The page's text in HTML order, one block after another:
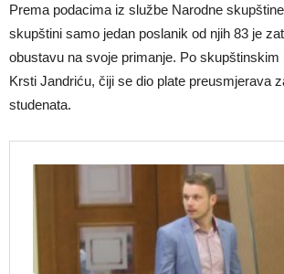
Prema podacima iz službe Narodne
skupštini samo jedan poslanik od njih 83 je
obustavu na svoje primanje. Po skupštinskim
Krsti Jandriću, čiji se dio plate preusmjerava
studenata.